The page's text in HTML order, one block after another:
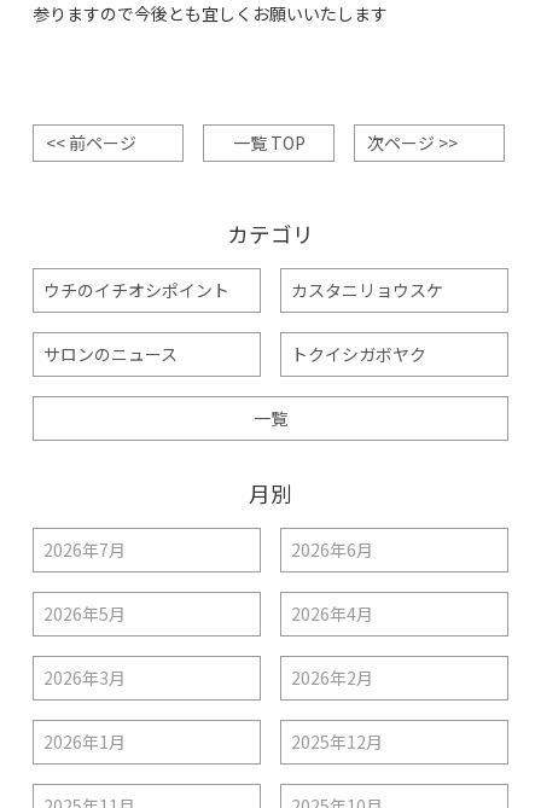
参りますので今後とも宜しくお願いいたします
<< 前ページ 一覧 TOP 次ページ >>
カテゴリ
ウチのイチオシポイント カスタニリョウスケ
サロンのニュース トクイシガボヤク
一覧
月別
2026年7月 2026年6月
2026年5月 2026年4月
2026年3月 2026年2月
2026年1月 2025年12月